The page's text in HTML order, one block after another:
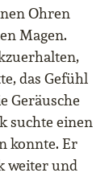
Ohren
Magen.
das Gefühl
Geräusche
suchte einen
konnte. Er
weiter und